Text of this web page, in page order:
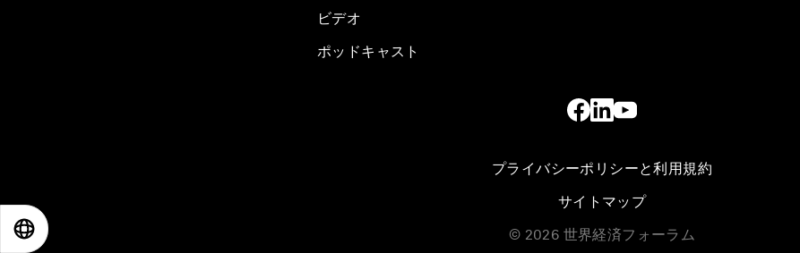
ビデオ
ポッドキャスト
プライバシーポリシーと利用規約
サイトマップ
© 2026 世界経済フォーラム